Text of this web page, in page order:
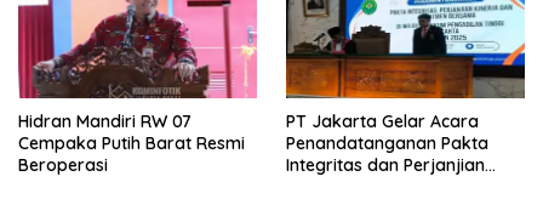
Hidran Mandiri RW 07
Cempaka Putih Barat Resmi
Beroperasi
PT Jakarta Gelar Acara
Penandatanganan Pakta
Integritas dan Perjanjian